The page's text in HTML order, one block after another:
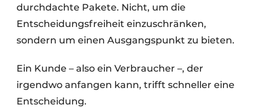
durchdachte Pakete. Nicht, um die
Entscheidungsfreiheit einzuschränken,
sondern um einen Ausgangspunkt zu bieten.
Ein Kunde – also ein Verbraucher –, der
irgendwo anfangen kann, trifft schneller eine
Entscheidung.